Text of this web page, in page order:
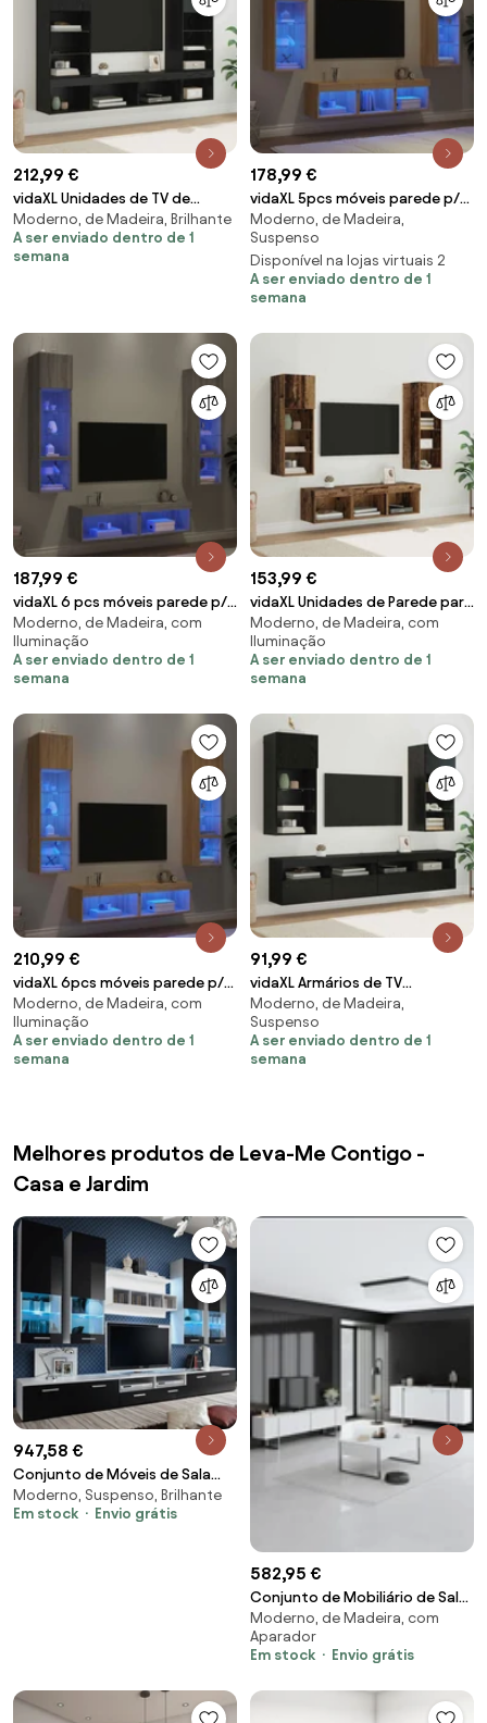
212,99 €
vidaXL Unidades de TV de
Parede com LED com led 5 pcs
Carvalho Preto
Moderno, de Madeira, Brilhante
A ser enviado dentro de 1
semana
178,99 €
vidaXL 5pcs móveis parede p/
TV c/ LEDs deriv. madeira
carvalho sonoma
Moderno, de Madeira,
Suspenso
Disponível na lojas virtuais 2
A ser enviado dentro de 1
semana
187,99 €
vidaXL 6 pcs móveis parede p/
TV c/ LEDs deriv. madeira cinza
sonoma
Moderno, de Madeira, com
Iluminação
A ser enviado dentro de 1
semana
153,99 €
vidaXL Unidades de Parede para
TV 5 pcs Carvalho Preto
Moderno, de Madeira, com
Iluminação
A ser enviado dentro de 1
semana
210,99 €
vidaXL 6pcs móveis parede p/
TV c/ LEDs deriv. madeira
carvalho sonoma
Moderno, de Madeira, com
Iluminação
A ser enviado dentro de 1
semana
91,99 €
vidaXL Armários de TV
Montados na Parede 2 pcs
Carvalho Preto
Moderno, de Madeira,
Suspenso
A ser enviado dentro de 1
semana
Melhores produtos de Leva-Me Contigo -
Casa e Jardim
947,58 €
Conjunto de Móveis de Sala
Beiral do Lima – 3 m – Branco e
Preto com L
Moderno, Suspenso, Brilhante
Em stock
Envio grátis
582,95 €
Conjunto de Mobiliário de Sala
de Estar Luxe – Branco
Prateado – Medid
Moderno, de Madeira, com
Aparador
Em stock
Envio grátis